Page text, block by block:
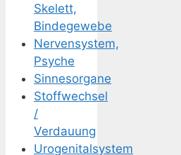
Skelett,
Bindegewebe
Nervensystem,
Psyche
Sinnesorgane
Stoffwechsel
/
Verdauung
Urogenitalsystem